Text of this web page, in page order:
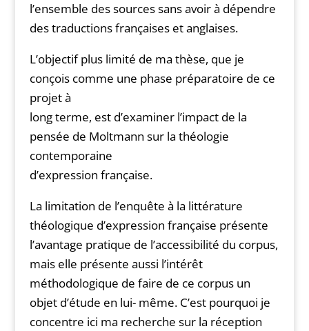
l’ensemble des sources sans avoir à dépendre
des traductions françaises et anglaises.
L’objectif plus limité de ma thèse, que je
conçois comme une phase préparatoire de ce
projet à
long terme, est d’examiner l’impact de la
pensée de Moltmann sur la théologie
contemporaine
d’expression française.
La limitation de l’enquête à la littérature
théologique d’expression française présente
l’avantage pratique de l’accessibilité du corpus,
mais elle présente aussi l’intérêt
méthodologique de faire de ce corpus un
objet d’étude en lui- même. C’est pourquoi je
concentre ici ma recherche sur la réception